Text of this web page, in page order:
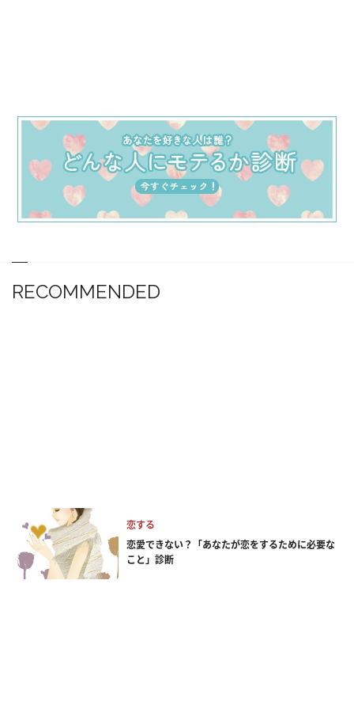
RECOMMENDED
恋する
恋愛できない？「あなたが恋をするために必要な
こと」診断